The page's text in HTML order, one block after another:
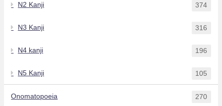
N2 Kanji 374
N3 Kanji 316
N4 kanji 196
N5 Kanji 105
Onomatopoeia 270